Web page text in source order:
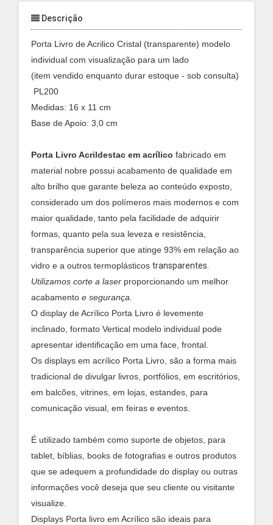
Descrição
Porta Livro de Acrilico Cristal (transparente) modelo
individual com visualização para um lado
(item vendido enquanto durar estoque - sob consulta)
PL200
Medidas: 16 x 11 cm
Base de Apoio: 3,0 cm
Porta Livro Acrildestac em acrílico fabricado em
material nobre possui acabamento de qualidade em
alto brilho que garante beleza ao conteúdo exposto,
considerado um dos polímeros mais modernos e com
maior qualidade, tanto pela facilidade de adquirir
formas, quanto pela sua leveza e resistência,
transparência superior que atinge 93% em relação ao
vidro e a outros termoplásticos transparentes.
Utilizamos corte a laser proporcionando um melhor
acabamento e segurança.
O display de Acrílico Porta Livro é levemente
inclinado, formato Vertical modelo individual pode
apresentar identificação em uma face, frontal.
Os displays em acrílico Porta Livro, são a forma mais
tradicional de divulgar livros, portfólios, em escritórios,
em balcões, vitrines, em lojas, estandes, para
comunicação visual, em feiras e eventos.
É utilizado também como suporte de objetos, para
tablet, bíblias, books de fotografias e outros produtos
que se adequem a profundidade do display ou outras
informações você deseja que seu cliente ou visitante
visualize.
Displays Porta livro em Acrílico são ideais para